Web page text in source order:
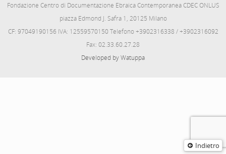
Indietro
Fondazione Centro di Documentazione Ebraica Contemporanea CDEC ONLUS
piazza Edmond J. Safra 1, 20125 Milano
CF: 97049190156 IVA: 12559570150 Telefono +3902316338 / +3902316092
Fax: 02.33.60.27.28
Developed by Watuppa